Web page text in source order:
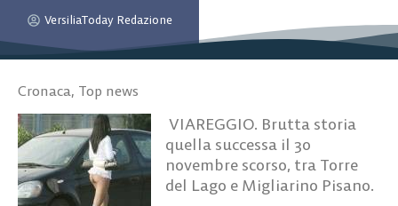
VersiliaToday Redazione
Cronaca, Top news
VIAREGGIO. Brutta storia
quella successa il 30
novembre scorso, tra Torre
del Lago e Migliarino Pisano.